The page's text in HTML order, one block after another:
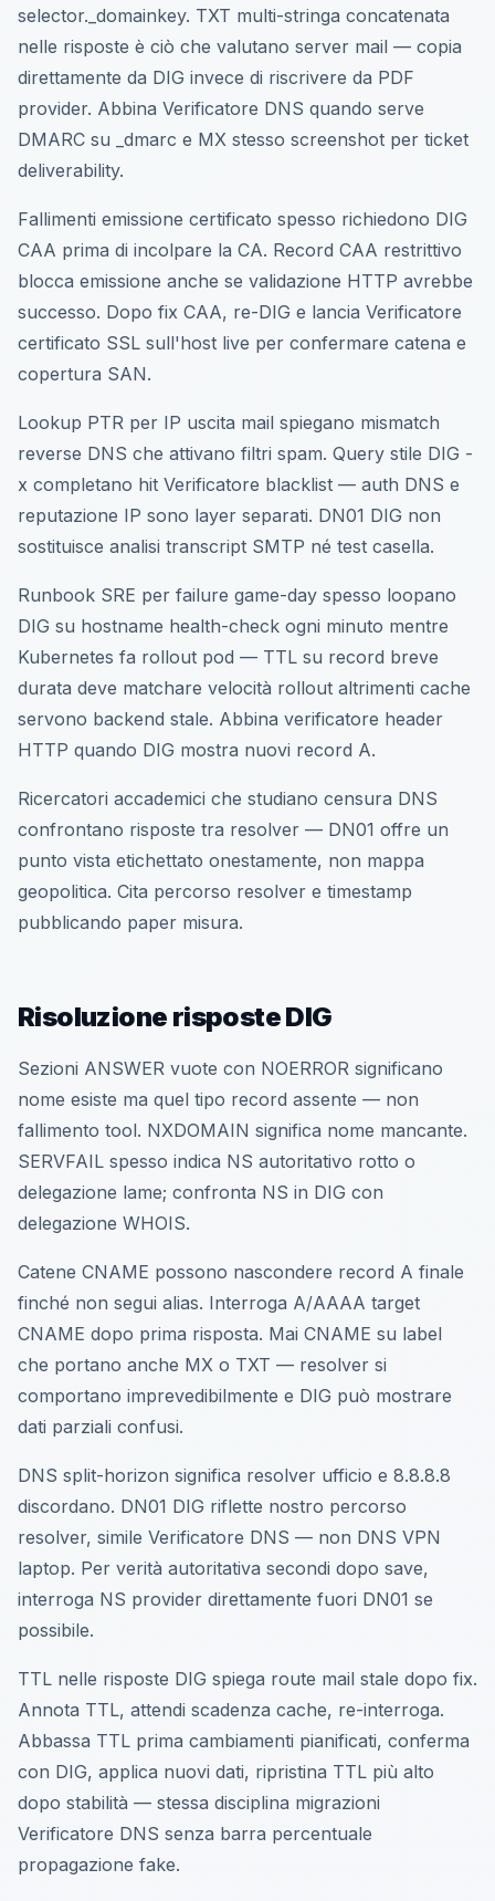
selector._domainkey. TXT multi-stringa concatenata
nelle risposte è ciò che valutano server mail — copia
direttamente da DIG invece di riscrivere da PDF
provider. Abbina Verificatore DNS quando serve
DMARC su _dmarc e MX stesso screenshot per ticket
deliverability.
Fallimenti emissione certificato spesso richiedono DIG
CAA prima di incolpare la CA. Record CAA restrittivo
blocca emissione anche se validazione HTTP avrebbe
successo. Dopo fix CAA, re-DIG e lancia Verificatore
certificato SSL sull'host live per confermare catena e
copertura SAN.
Lookup PTR per IP uscita mail spiegano mismatch
reverse DNS che attivano filtri spam. Query stile DIG -
x completano hit Verificatore blacklist — auth DNS e
reputazione IP sono layer separati. DN01 DIG non
sostituisce analisi transcript SMTP né test casella.
Runbook SRE per failure game-day spesso loopano
DIG su hostname health-check ogni minuto mentre
Kubernetes fa rollout pod — TTL su record breve
durata deve matchare velocità rollout altrimenti cache
servono backend stale. Abbina verificatore header
HTTP quando DIG mostra nuovi record A.
Ricercatori accademici che studiano censura DNS
confrontano risposte tra resolver — DN01 offre un
punto vista etichettato onestamente, non mappa
geopolitica. Cita percorso resolver e timestamp
pubblicando paper misura.
Risoluzione risposte DIG
Sezioni ANSWER vuote con NOERROR significano
nome esiste ma quel tipo record assente — non
fallimento tool. NXDOMAIN significa nome mancante.
SERVFAIL spesso indica NS autoritativo rotto o
delegazione lame; confronta NS in DIG con
delegazione WHOIS.
Catene CNAME possono nascondere record A finale
finché non segui alias. Interroga A/AAAA target
CNAME dopo prima risposta. Mai CNAME su label
che portano anche MX o TXT — resolver si
comportano imprevedibilmente e DIG può mostrare
dati parziali confusi.
DNS split-horizon significa resolver ufficio e 8.8.8.8
discordano. DN01 DIG riflette nostro percorso
resolver, simile Verificatore DNS — non DNS VPN
laptop. Per verità autoritativa secondi dopo save,
interroga NS provider direttamente fuori DN01 se
possibile.
TTL nelle risposte DIG spiega route mail stale dopo fix.
Annota TTL, attendi scadenza cache, re-interroga.
Abbassa TTL prima cambiamenti pianificati, conferma
con DIG, applica nuovi dati, ripristina TTL più alto
dopo stabilità — stessa disciplina migrazioni
Verificatore DNS senza barra percentuale
propagazione fake.